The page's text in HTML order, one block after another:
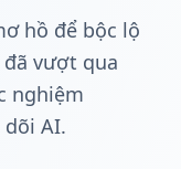
hồ để bộc lộ
vượt qua
nghiệm
AI.